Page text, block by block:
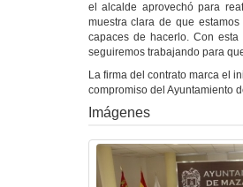
el alcalde aprovechó para
muestra clara de que
capaces de hacerlo. Con
seguiremos trabajando para
La firma del contrato marca el
compromiso del Ayuntamiento
Imágenes